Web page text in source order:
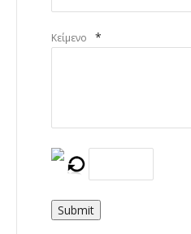
Κείμενο *
Submit